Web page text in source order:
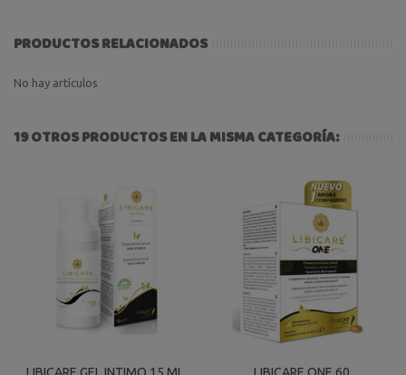
PRODUCTOS RELACIONADOS
No hay artículos
19 OTROS PRODUCTOS EN LA MISMA CATEGORÍA:
LIBICARE GEL INTIMO 15 ML
LIBICARE ONE 60